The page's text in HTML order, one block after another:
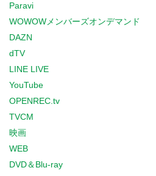
Paravi
WOWOWメンバーズオンデマンド
DAZN
dTV
LINE LIVE
YouTube
OPENREC.tv
TVCM
映画
WEB
DVD＆Blu-ray